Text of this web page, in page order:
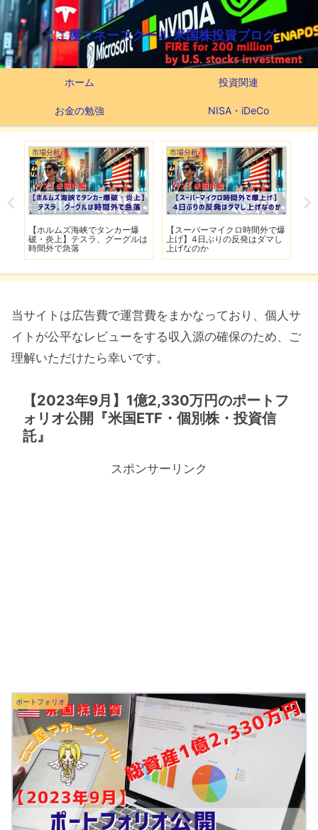
ここ屋マネースクール 米国株投資ブログ
ホーム 投資関連
お金の勉強 NISA・iDeCo
市場分析
【ホルムズ海峡でタンカー爆
破・炎上】テスラ、グーグルは
時間外で急落
市場分析
【スーパーマイクロ時間外で爆
上げ】4日ぶりの反発はダマし
上げなのか
当サイトは広告費で運営費をまかなっており、個人サ
イトが公平なレビューをする収入源の確保のため、ご
理解いただけたら幸いです。
【2023年9月】1億2,330万円のポートフ
ォリオ公開『米国ETF・個別株・投資信
託』
スポンサーリンク
ポートフォリオ